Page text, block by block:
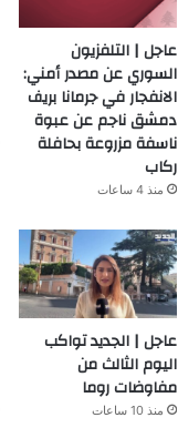
عاجل | التلفزيون
السوري عن مصدر أمني:
الانفجار في جرمانا بريف
دمشق ناجم عن عبوة
ناسفة مزروعة بحافلة
ركاب
منذ 4 ساعات
عاجل | الجديد تواكب
اليوم الثالث من
مفاوضات روما
منذ 10 ساعات